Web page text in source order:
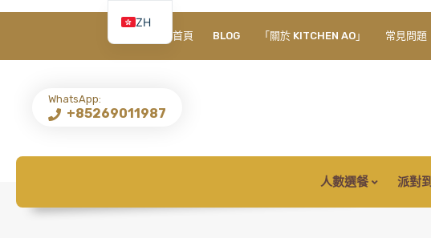
首頁 BLOG 「關於 KITCHEN AO」 常見問題
WhatsApp:
+85269011987
人數選餐 派對
ZH
EN